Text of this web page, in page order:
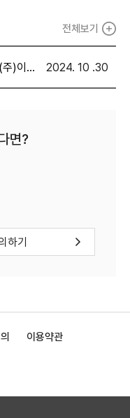
전체보기
2024 세계기후경제포럼, 제주서 개최.(주)이색투어.(보도자료) 2024. 10 .30
면?
하기
이용약관